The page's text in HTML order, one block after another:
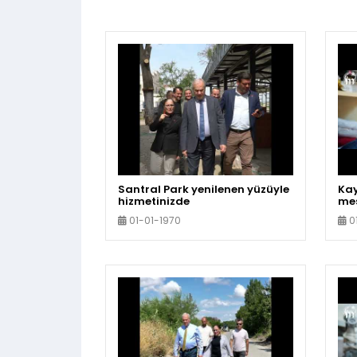
Santral Park yenilenen yüzüyle
hizmetinizde
01-01-1970